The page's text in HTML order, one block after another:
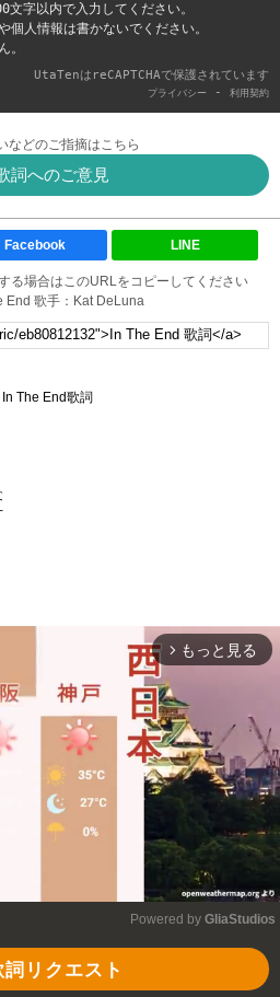
字以内で入力してください。
人情報は書かないでください。
。
UtaTenはreCAPTCHAで保護されています
プライバシー - 利用契約
などのご指摘はこちら
詞へのご意見
Facebook LINE
る場合はこのURLをコピーしてください
End 歌手：Kat DeLuna
In The End歌詞
arrow_forward_ios もっと見る
Powered by GliaStudios
詞リクエスト